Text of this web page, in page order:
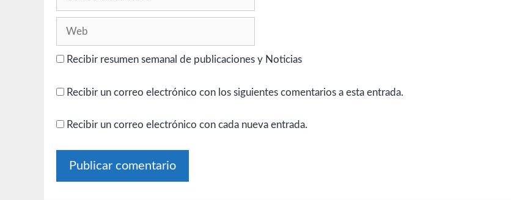
Recibir resumen semanal de publicaciones y Noticias
Recibir un correo electrónico con los siguientes comentarios a esta entrada.
Recibir un correo electrónico con cada nueva entrada.